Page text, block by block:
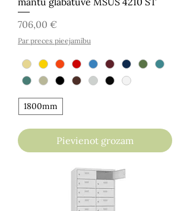
Cena
706,00 €
Par preces pieejamību
1800mm
Pievienot grozam